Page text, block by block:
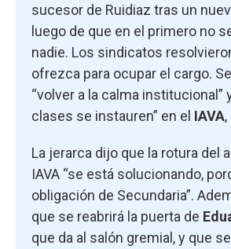
sucesor de Ruidiaz tras un
luego de que en el primero no
nadie. Los sindicatos
ofrezca para ocupar el cargo.
“volver a la calma institucional”
clases se instauren” en el IAVA
La jerarca dijo que la rotura del
IAVA “se está solucionando,
obligación de Secundaria”.
que se reabrirá la puerta de
que da al salón gremial, y que